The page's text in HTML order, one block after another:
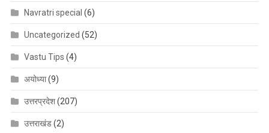
Navratri special (6)
Uncategorized (52)
Vastu Tips (4)
अयोध्या(9)
उत्तरप्रदेश(207)
उत्तराखंड(2)